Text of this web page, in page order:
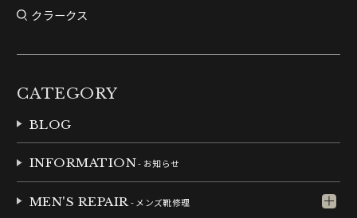
クラークス
CATEGORY
BLOG
INFORMATION- お知らせ
MEN'S REPAIR- メンズ靴修理